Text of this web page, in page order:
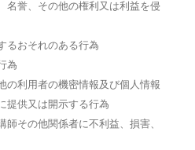
名誉、その他の権利又は利益を侵
るおそれのある行為
為
の利用者の機密情報及び個人情報
提供又は開示する行為
師その他関係者に不利益、損害、